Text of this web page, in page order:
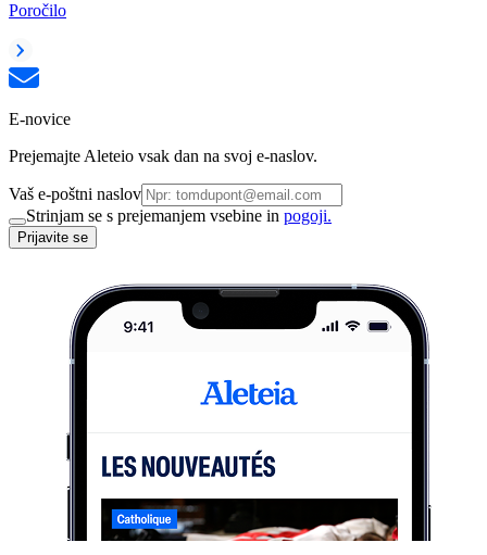
Poročilo
E-novice
Prejemajte Aleteio vsak dan na svoj e-naslov.
Vaš e-poštni naslov
Strinjam se s prejemanjem vsebine in pogoji.
Prijavite se